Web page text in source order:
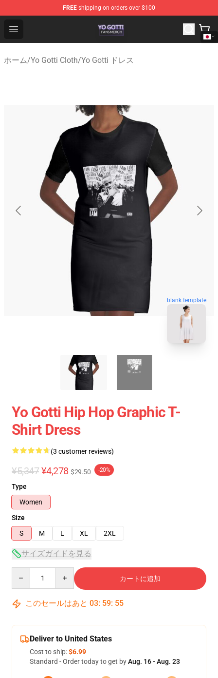
FREE shipping on orders over $100
Open menu
Yo Gotti Shop - Official Yo Gotti Merchandise Store
ホーム/Yo Gotti Cloth/Yo Gotti ドレス
blank template
Yo Gotti Hip Hop Graphic T-
Shirt Dress
(3 customer reviews)
¥5,347 ¥4,278 $29.50 -20%
Type
Women
Size
S
M L XL 2XL
サイズガイドを見る
カートに追加
このセールはあと 03: 59: 54
Deliver to United States
Cost to ship:$6.99
Standard - Order today to get byAug. 16 - Aug. 23